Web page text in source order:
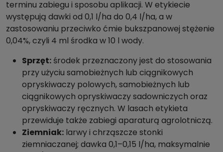
terminu zabiegu i sposobu aplikacji. W etykiecie
występują dawki od 0,1 l/ha do 0,4 l/ha, a w
zastosowaniu przeciwko ćmie bukszpanowej stężenie
0,04%, czyli 4 ml środka w 10 l wody.
Sprzęt: środek przeznaczony jest do stosowania
przy użyciu samobieżnych lub ciągnikowych
opryskiwaczy polowych, samobieżnych lub
ciągnikowych opryskiwaczy sadowniczych oraz
opryskiwaczy ręcznych. W lasach etykieta
przewiduje także zabiegi aparaturą agrolotniczą.
Ziemniak: larwy i chrząszcze stonki
ziemniaczanej; dawka 0,1–0,15 l/ha, maksymalnie